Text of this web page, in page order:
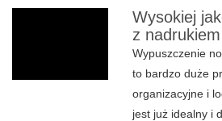
Wysokiej
z nadrukiem
Wypuszczenie
to bardzo duże
organizacyjne i
jest już idealny i